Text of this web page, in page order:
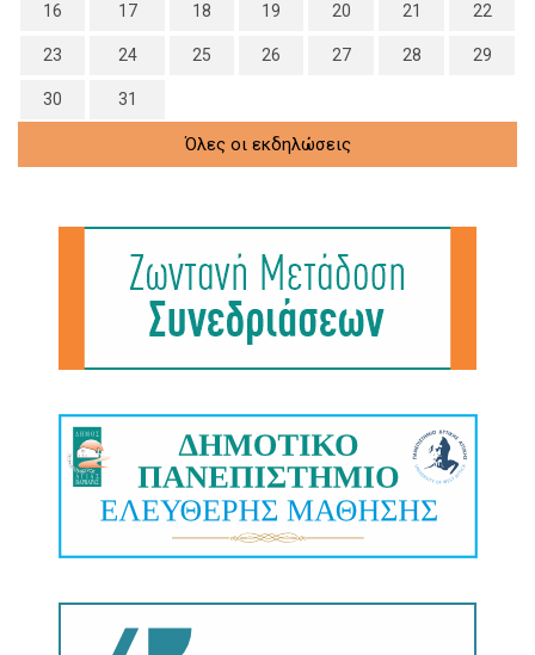
16 17 18 19 20 21 22
23 24 25 26 27 28 29
30 31
Όλες οι εκδηλώσεις